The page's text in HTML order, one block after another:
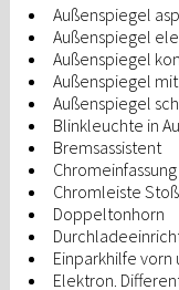
Außenspiegel
Außenspiegel
Außenspiegel
Außenspiegel
Außenspiegel
Blinkleuchte in
Bremsassistent
Chromleiste
Doppeltonhorn
Einparkhilfe vorn
Elektron.